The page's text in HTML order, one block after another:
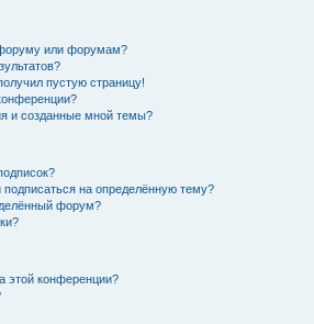
или форумам?
пустую страницу!
и созданные мной темы?
подписаться на определённую тему?
форум?
этой конференции?